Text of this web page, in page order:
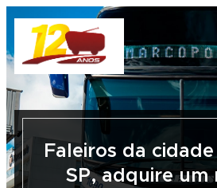
Faleiros da
SP, adquire um